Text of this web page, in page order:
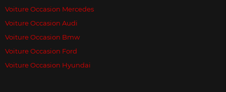
Voiture Occasion Mercedes
Voiture Occasion Audi
Voiture Occasion Bmw
Voiture Occasion Ford
Voiture Occasion Hyundai